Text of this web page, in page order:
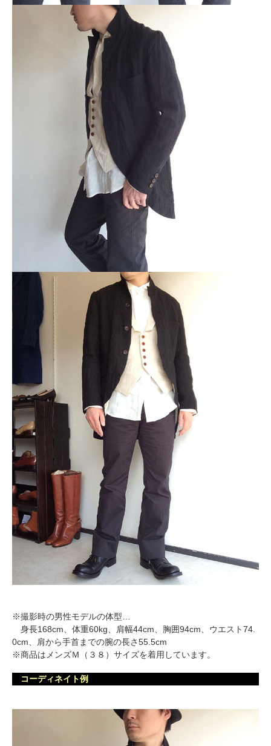
※撮影時の男性モデルの体型…
身長168cm、体重60kg、肩幅44cm、胸囲94cm、ウエスト74.
0cm、肩から手首までの腕の長さ55.5cm
※商品はメンズＭ（３８）サイズを着用しています。
コーディネイト例